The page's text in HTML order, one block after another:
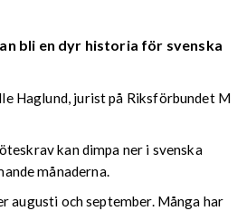
bli en dyr historia för svenska
Haglund, jurist på Riksförbundet M
kan dimpa ner i svenska
månaderna.
augusti och september. Många har